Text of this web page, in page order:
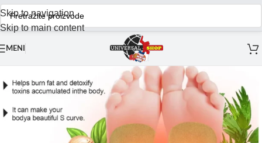
Skip to navigation
Skip to main content
MENI